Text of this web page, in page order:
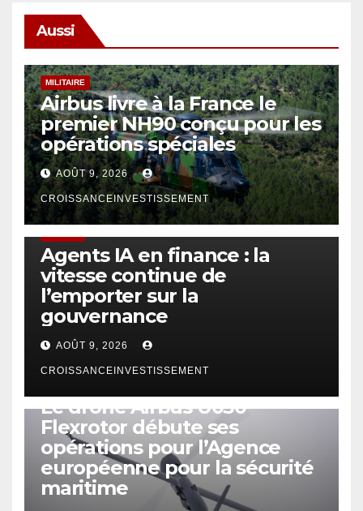
Aussi
MILITAIRE
Airbus livre à la France le
premier NH90 conçu pour les
opérations spéciales
AOÛT 9, 2026
CROISSANCEINVESTISSEMENT
Agents IA en finance : la
vitesse continue de
l’emporter sur la
gouvernance
AOÛT 9, 2026
CROISSANCEINVESTISSEMENT
Le drone Airbus U030
Flexrotor débute ses
opérations pour l’Agence
européenne pour la sécurité
maritime